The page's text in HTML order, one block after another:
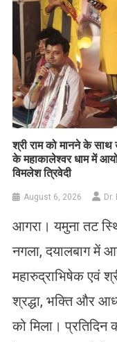
​श्री राम को मानने के
के महाकालेश्वर धाम में
विमलेश त्रिवेदी
August 6, 2026
आगरा। यमुना तट
नगला, दयालबाग में
महारुद्राभिषेक एवं
श्रद्धा, भक्ति और
को मिला। प्रतिदिन